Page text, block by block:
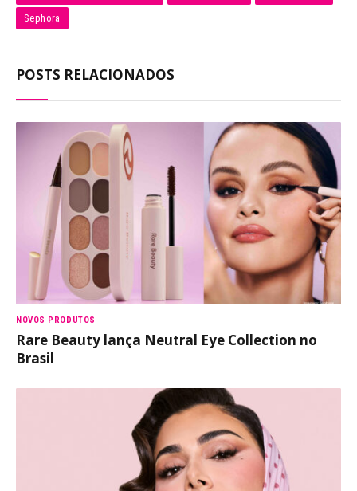
Sephora
POSTS RELACIONADOS
NOVOS PRODUTOS
Rare Beauty lança Neutral Eye Collection no
Brasil